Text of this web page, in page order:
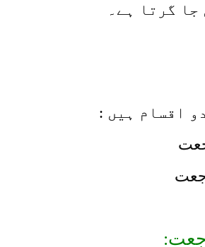
جا گرتا ہے۔
اقسام ہیں :